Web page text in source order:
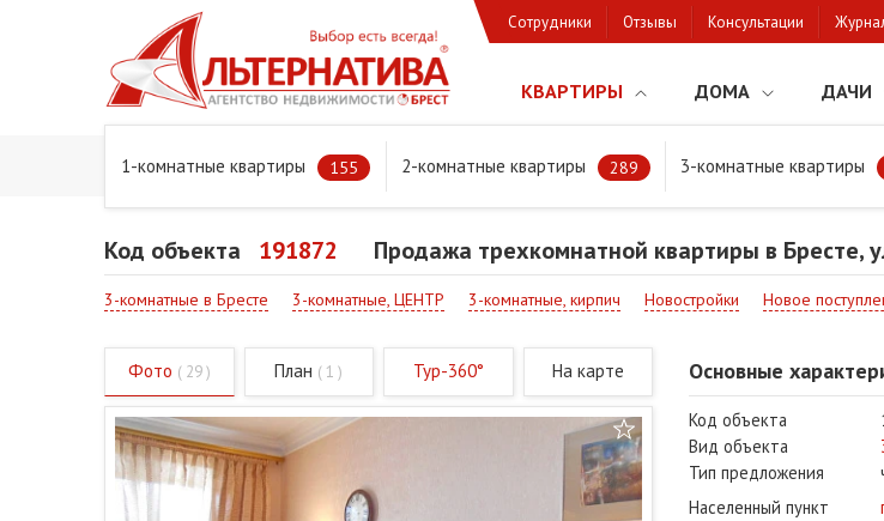
Сотрудники Отзывы Консультации
КВАРТИРЫ ДОМА ДАЧИ
1-комнатные квартиры 155 2-комнатные квартиры 289 3-комнатные квартиры
Главная Предложения Квартиры Продажа трехкомнатной квартиры в Бресте, ул. Советская
Код объекта 191872 Продажа трехкомнатной квартиры в Бресте,
3-комнатные в Бресте 3-комнатные, ЦЕНТР 3-комнатные, кирпич Новостройки Новое
Фото ( 29 ) План ( 1 ) Тур-360° На карте Основные
Код объекта
Вид объекта
Тип предложения
Населенный пункт